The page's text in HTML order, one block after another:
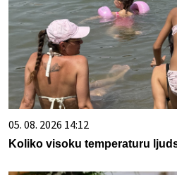
05. 08. 2026 14:12
Koliko visoku temperaturu